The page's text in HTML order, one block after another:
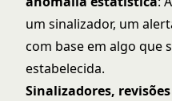
um sinalizador, um
com base em algo que
estabelecida.
Sinalizadores,